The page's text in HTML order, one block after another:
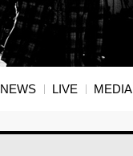
NEWS LIVE MEDIA